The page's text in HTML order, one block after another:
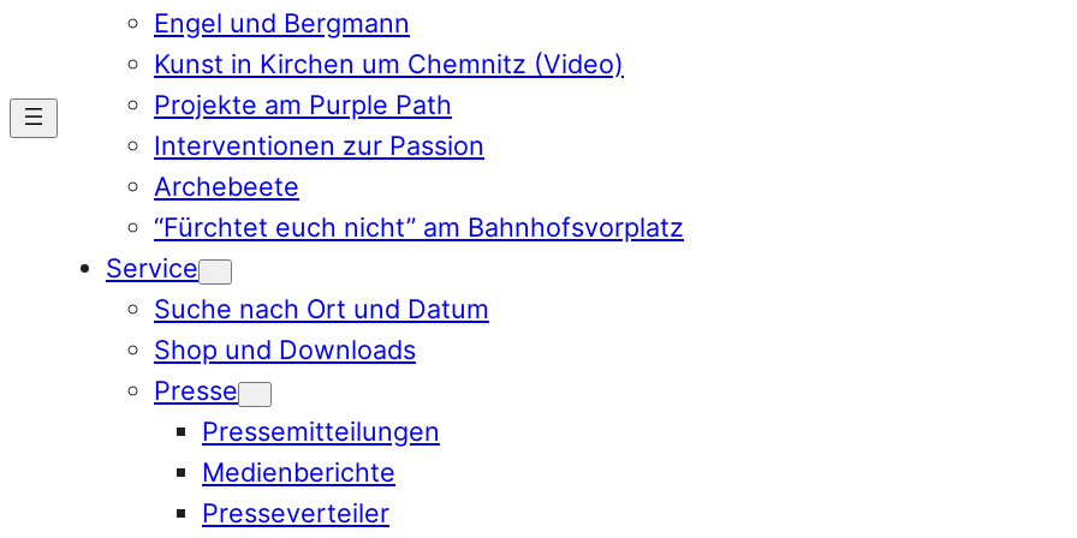
Engel und Bergmann
Kunst in Kirchen um Chemnitz (Video)
Projekte am Purple Path
Interventionen zur Passion
Archebeete
“Fürchtet euch nicht” am Bahnhofsvorplatz
Service
Suche nach Ort und Datum
Shop und Downloads
Presse
Pressemitteilungen
Medienberichte
Presseverteiler